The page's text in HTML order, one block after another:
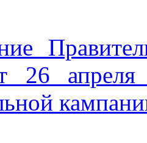
апреля